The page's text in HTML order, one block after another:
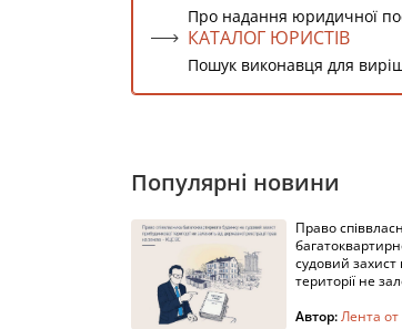
Про надання юридичної
КАТАЛОГ ЮРИСТІВ
Пошук виконавця для
Популярні новини
Право
судовий захист
території не
Автор:Лента